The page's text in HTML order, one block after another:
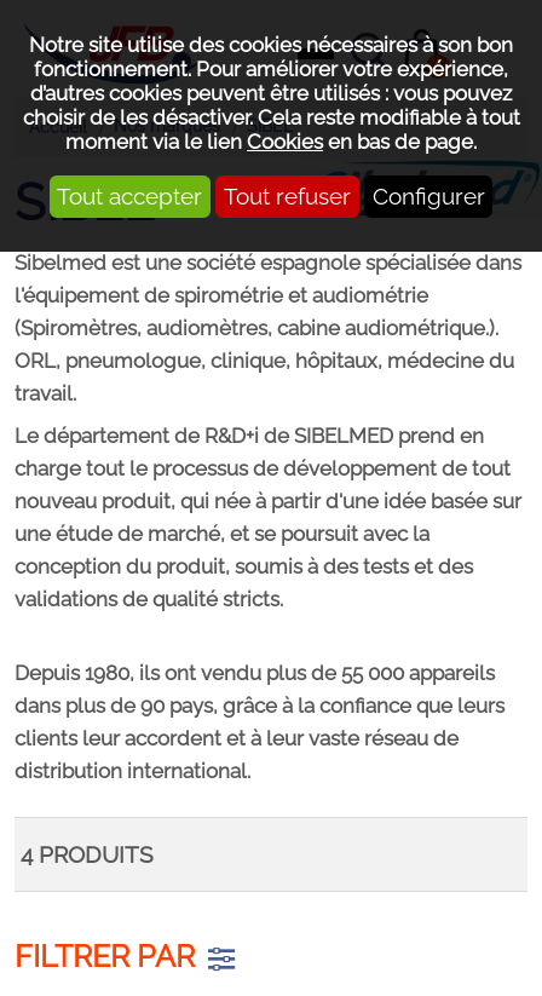
Notre site utilise des cookies nécessaires à son bon
fonctionnement. Pour améliorer votre expérience,
d’autres cookies peuvent être utilisés : vous pouvez
choisir de les désactiver. Cela reste modifiable à tout
moment via le lien Cookiesen bas de page.
Tout accepter Tout refuser Configurer
0
Accueil Nos marques SIBEL
SIBEL
Sibelmed est une société espagnole spécialisée dans
l'équipement de spirométrie et audiométrie
(Spiromètres, audiomètres, cabine audiométrique.).
ORL, pneumologue, clinique, hôpitaux, médecine du
travail.
Le département de R&D+i de SIBELMED prend en
charge tout le processus de développement de tout
nouveau produit, qui née à partir d'une idée basée sur
une étude de marché, et se poursuit avec la
conception du produit, soumis à des tests et des
validations de qualité stricts.
Depuis 1980, ils ont vendu plus de 55 000 appareils
dans plus de 90 pays, grâce à la confiance que leurs
clients leur accordent et à leur vaste réseau de
distribution international.
4PRODUITS
FILTRER PAR